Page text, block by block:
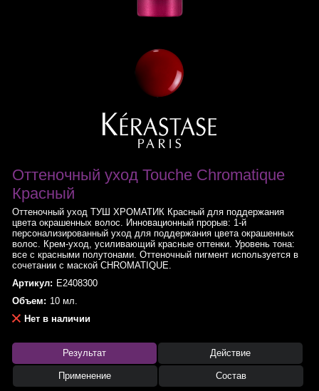
Оттеночный уход Touche Chromatique
Красный
Оттеночный уход ТУШ ХРОМАТИК Красный для поддержания
цвета окрашенных волос. Инновационный прорыв: 1-й
персонализированный уход для поддержания цвета окрашенных
волос. Крем-уход, усиливающий красные оттенки. Уровень тона:
все с красными полутонами. Оттеночный пигмент используется в
сочетании с маской CHROMATIQUE.
Артикул: E2408300
Объем: 10 мл.
Нет в наличии
Результат Действие
Применение Состав